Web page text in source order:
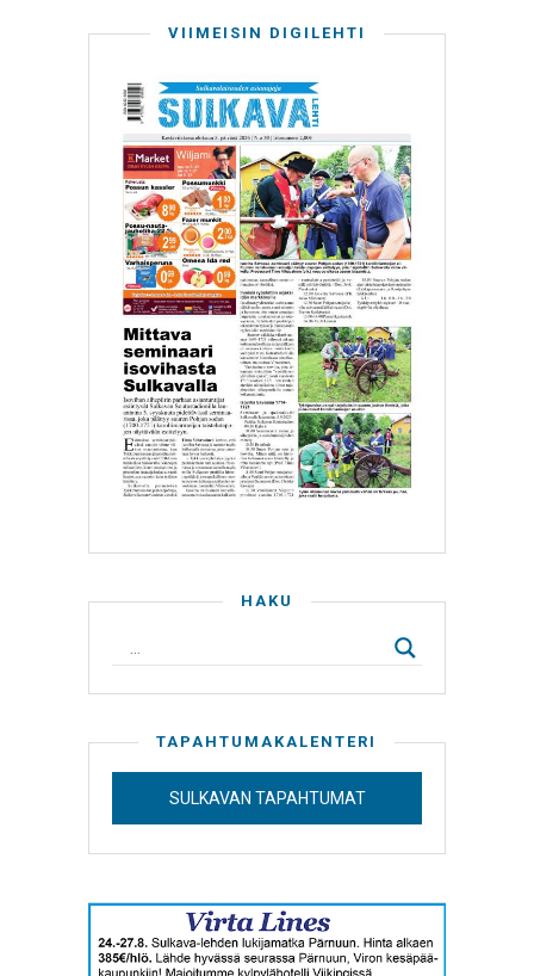
VIIMEISIN DIGILEHTI
HAKU
TAPAHTUMAKALENTERI
SULKAVAN TAPAHTUMAT